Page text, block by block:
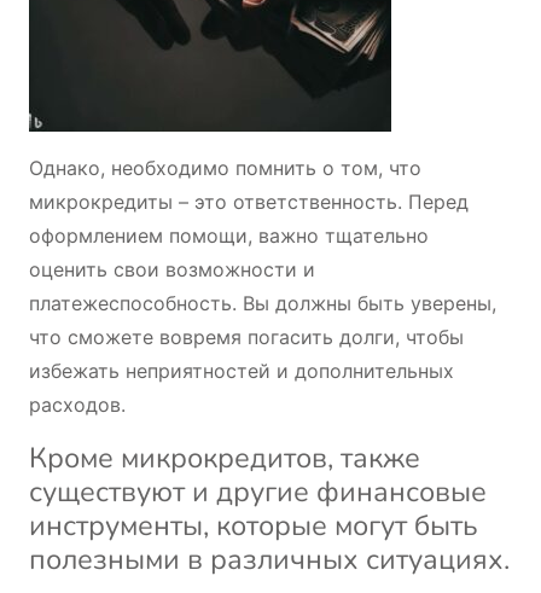
Однако, необходимо помнить о том, что
микрокредиты – это ответственность. Перед
оформлением помощи, важно тщательно
оценить свои возможности и
платежеспособность. Вы должны быть уверены,
что сможете вовремя погасить долги, чтобы
избежать неприятностей и дополнительных
расходов.
Кроме микрокредитов, также
существуют и другие финансовые
инструменты, которые могут быть
полезными в различных ситуациях.